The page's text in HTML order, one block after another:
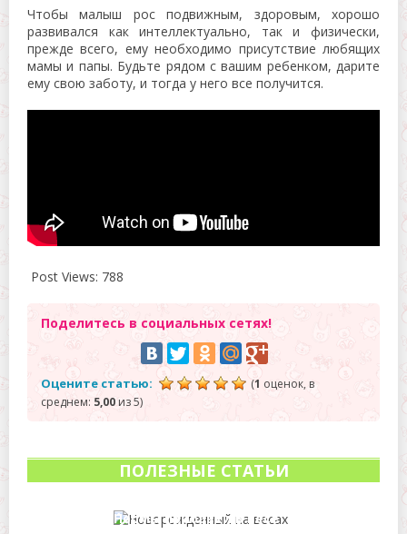
Чтобы малыш рос подвижным, здоровым, хорошо
развивался как интеллектуально, так и физически,
прежде всего, ему необходимо присутствие любящих
мамы и папы. Будьте рядом с вашим ребенком, дарите
ему свою заботу, и тогда у него все получится.
Post Views: 788
Поделитесь в социальных сетях!
Оцените статью: (1 оценок, в
среднем: 5,00из 5)
ПОЛЕЗНЫЕ СТАТЬИ
Нормы прибавки в весе